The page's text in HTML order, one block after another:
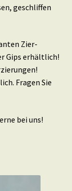
geschliffen
Zier-
Gips erhältlich!
Fragen Sie
bei uns!